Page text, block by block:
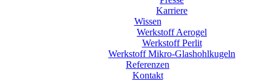
Karriere
Wissen
Werkstoff Aerogel
Werkstoff Perlit
Werkstoff Mikro-Glashohlkugeln
Referenzen
Kontakt